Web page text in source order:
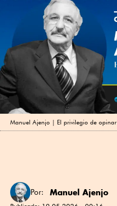
Manuel Ajenjo | El privilegio de opinar
Por: Manuel Ajenjo